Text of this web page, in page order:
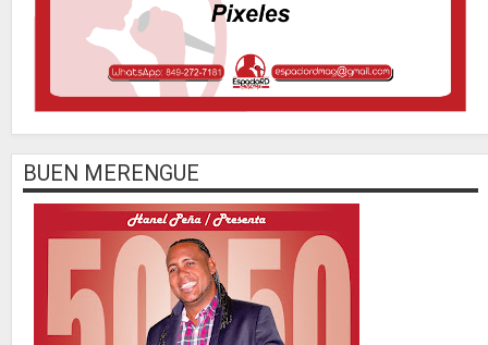
BUEN MERENGUE